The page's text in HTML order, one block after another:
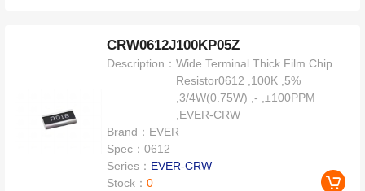
CRW0612J100KP05Z
Description：Wide Terminal Thick Film Chip
Resistor0612 ,100K ,5%
,3/4W(0.75W) ,- ,±100PPM
,EVER-CRW
Brand： EVER
Spec：0612
Series： EVER-CRW
Stock：0